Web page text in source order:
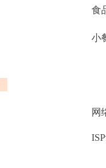
食
小
网